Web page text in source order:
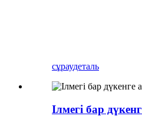
сұраудеталь
Ілмегі бар